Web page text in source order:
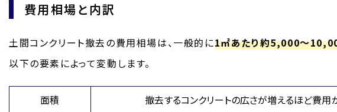
費用相場と内訳
土間コンクリート撤去の費用相場は、一般的に1㎡あたり約5,000～
以下の要素によって変動します。
面積
撤去するコンクリートの広さが増えるほど費用